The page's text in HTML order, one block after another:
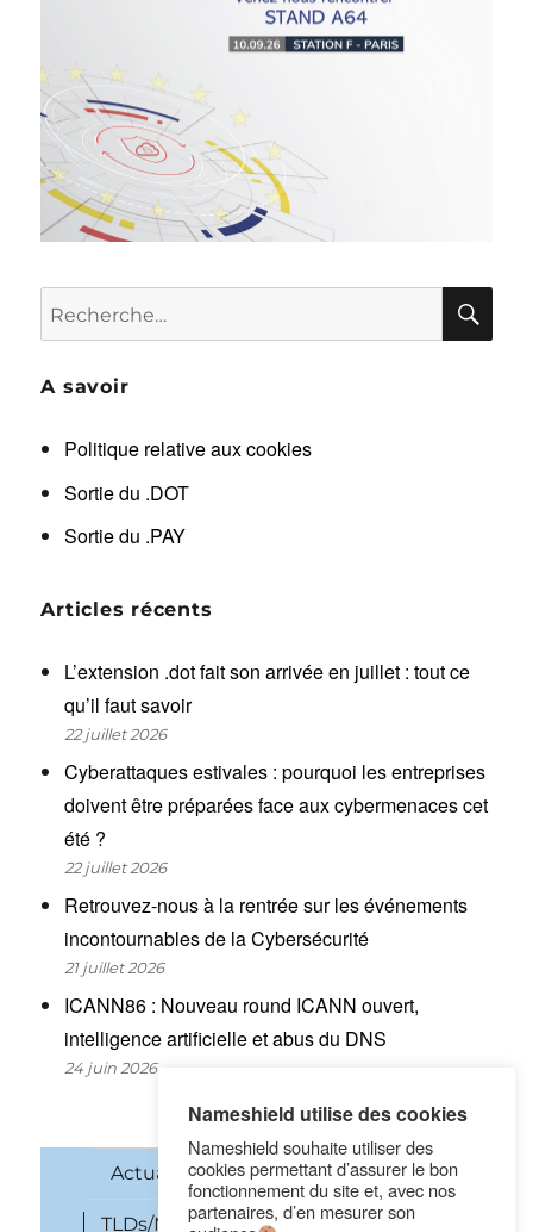
Recherche
pour :
A savoir
Politique relative aux cookies
Sortie du .DOT
Sortie du .PAY
Articles récents
L’extension .dot fait son arrivée en juillet : tout ce
qu’il faut savoir
22 juillet 2026
Cyberattaques estivales : pourquoi les entreprises
doivent être préparées face aux cybermenaces cet
été ?
22 juillet 2026
Retrouvez-nous à la rentrée sur les événements
incontournables de la Cybersécurité
21 juillet 2026
ICANN86 : Nouveau round ICANN ouvert,
intelligence artificielle et abus du DNS
24 juin 2026
Actualités Noms de domaine
TLDs/New gTLDs Cybersécurité
Nameshield utilise des cookies
Nameshield souhaite utiliser des
cookies permettant d’assurer le bon
fonctionnement du site et, avec nos
partenaires, d’en mesurer son